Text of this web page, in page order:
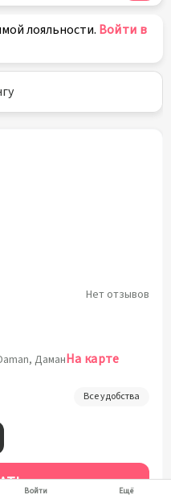
лояльности. Войти в
ДаманНа карте
Нет отзывов
Все удобства
Войти Ещё